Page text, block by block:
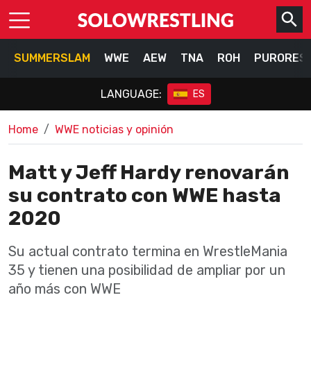
SUMMERSLAM WWE AEW TNA ROH
LANGUAGE: ES
Home WWE noticias y opinión
Matt y Jeff Hardy renovarán
su contrato con WWE hasta
2020
Su actual contrato termina en WrestleMania
35 y tienen una posibilidad de ampliar por un
año más con WWE